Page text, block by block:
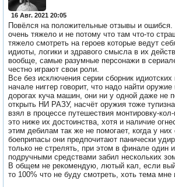
16 Авг. 2021 20:05
Повёлся на положительные отзывы и ошибся.
очень тяжело и не потому что там что-то
тяжело смотреть на героев которые ведут
идиоты, логики и здравого смысла в их
вообще, самые разумные персонажи в
честно играют свои роли.
Все без исключения серии сборник
начале ниггер говорит, что надо найти
дорогах куча машин, они ни у одной даже не
открыть НИ РАЗУ, насчёт оружия тоже
взял в процессе путешествия монтировку-
это ниже их достоинства, хотя и наличие
этим дебилам так же не помогает, когда у
боеприпасы они предпочитают панически
только не стрелять, при этом в финале один
подручными средствами забил нескольких
В общем не рекомендую, лютый кал, если
то 100% что не буду смотреть, хоть тема мне